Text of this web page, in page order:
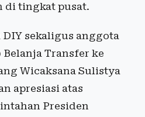
di tingkat pusat.
sekaligus anggota
Transfer ke
Wicaksana Sulistya
apresiasi atas
Presiden